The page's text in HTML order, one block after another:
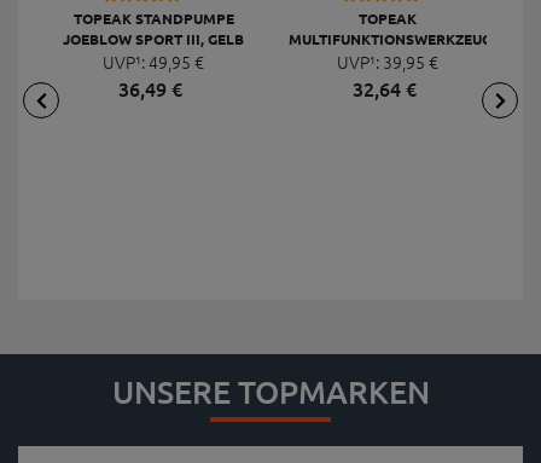
TOPEAK STANDPUMPE
JOEBLOW SPORT III, GELB
UVP¹:49,95 €
36,49€
TOPEAK
MULTIFUNKTIONSWERKZEUG
MINI 20 PRO
UVP¹: 39,95 €
32,64€
UNSERE TOPMARKEN